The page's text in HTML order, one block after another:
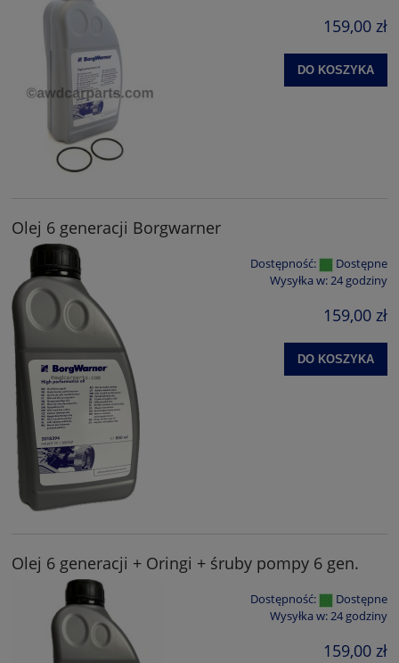
159,00 zł
DO KOSZYKA
Olej 6 generacji Borgwarner
Dostępność:
Dostępne
Wysyłka w:24 godziny
159,00 zł
DO KOSZYKA
Olej 6 generacji + Oringi + śruby pompy 6 gen.
Dostępność:
Dostępne
Wysyłka w:24 godziny
159,00 zł